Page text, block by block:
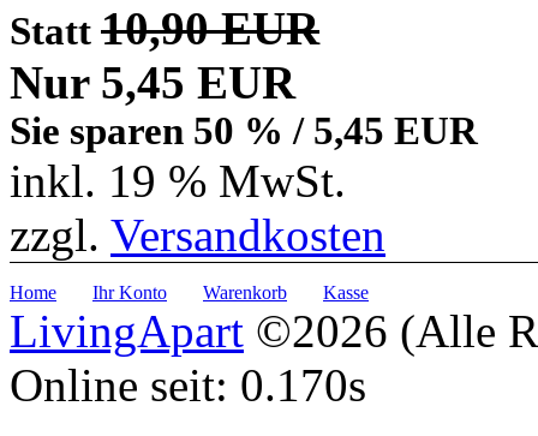
Statt 10,90 EUR
Nur 5,45 EUR
Sie sparen 50 % / 5,45 EUR
inkl. 19 % MwSt.
zzgl. Versandkosten
Home Ihr Konto Warenkorb Kasse
LivingApart ©2026 (Alle
Online seit: 0.170s